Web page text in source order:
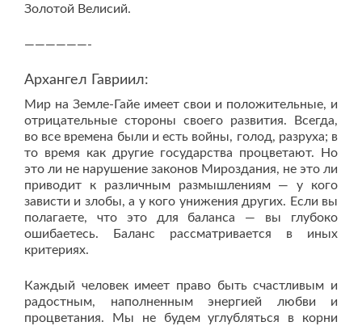
Золотой Велисий.
——————-
Архангел Гавриил:
Мир на Земле-Гайе имеет свои и положительные, и
отрицательные стороны своего развития. Всегда,
во все времена были и есть войны, голод, разруха; в
то время как другие государства процветают. Но
это ли не нарушение законов Мироздания, не это ли
приводит к различным размышлениям — у кого
зависти и злобы, а у кого унижения других. Если вы
полагаете, что это для баланса — вы глубоко
ошибаетесь. Баланс рассматривается в иных
критериях.
Каждый человек имеет право быть счастливым и
радостным, наполненным энергией любви и
процветания. Мы не будем углубляться в корни